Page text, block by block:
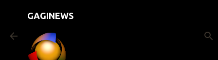
Pular para o conteúdo principal
GAGINEWS